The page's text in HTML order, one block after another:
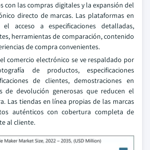
con las compras digitales y la expansión del
directo de marcas. Las plataformas en
acceso a especificaciones detalladas,
herramientas de comparación, contenido
de compra convenientes.
comercio electrónico se ve respaldado por
de productos, especificaciones
de clientes, demostraciones en
de devolución generosas que reducen el
Las tiendas en línea propias de las marcas
auténticos con cobertura completa de
al cliente.